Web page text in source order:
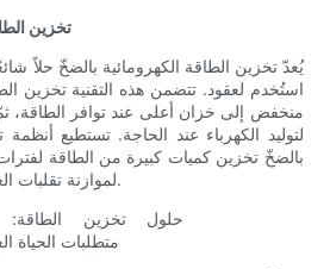
تخزين
يُعدّ تخزين الطاقة الكهرومائية بالضخّ حلاً
استُخدم لعقود. تتضمن هذه التقنية تخزين
منخفض إلى خزان أعلى عند توافر الطاقة، ثمّ
لتوليد الكهرباء عند الحاجة. تستطيع أنظمة
بالضخّ تخزين كميات كبيرة من الطاقة
لموازنة تقلبات العرض والطلب على الطاقة.